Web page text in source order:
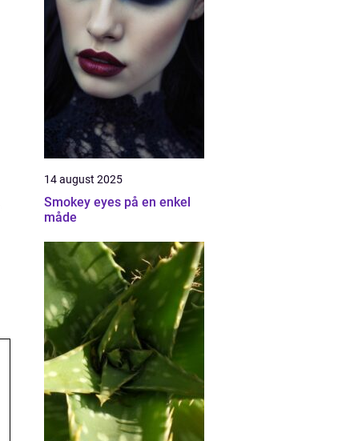
14 august 2025
Smokey eyes på en enkel
måde